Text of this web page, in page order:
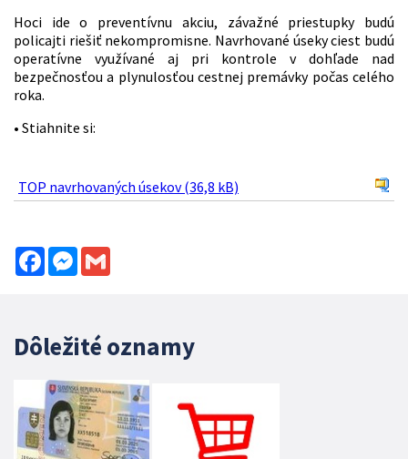
Hoci ide o preventívnu akciu, závažné priestupky budú
policajti riešiť nekompromisne. Navrhované úseky ciest budú
operatívne využívané aj pri kontrole v dohľade nad
bezpečnosťou a plynulosťou cestnej premávky počas celého
roka.
• Stiahnite si:
TOP navrhovaných úsekov (36,8 kB)
FacebookMessenger
Dôležité oznamy